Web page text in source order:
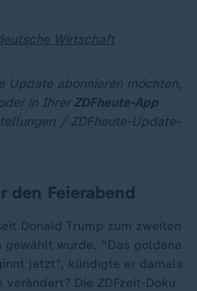
Wirtschaft
Update abonnieren möchten,
in Ihrer ZDFheute-App
/ ZDFheute-Update-
den Feierabend
Donald Trump zum zweiten
gewählt wurde. “Das goldene
jetzt”, kündigte er damals
Die ZDFzeit-Doku